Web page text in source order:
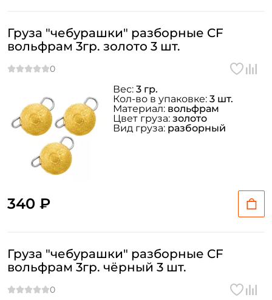
Груза "чебурашки" разборные CF
вольфрам 3гр. золото 3 шт.
340 ₽
Вес: 3 гр.
Кол-во в упаковке: 3 шт.
Материал: вольфрам
Цвет груза: золото
Вид груза: разборный
Груза "чебурашки" разборные CF
вольфрам 3гр. чёрный 3 шт.